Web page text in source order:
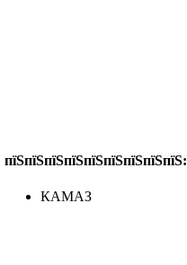
пїЅпїЅпїЅпїЅпїЅпїЅпїЅпїЅпїЅ:
КАМАЗ